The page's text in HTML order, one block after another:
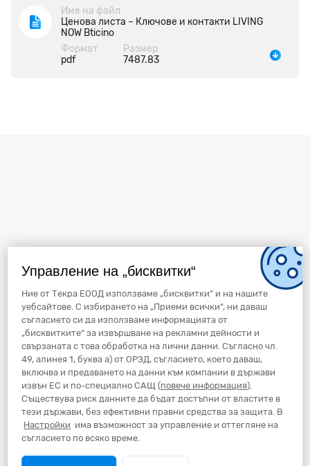
Управление на „бисквитки“
Ние от Текра ЕООД използваме „бисквитки“ и на нашите
уебсайтове. С избирането на „Приеми всички“, ни даваш
съгласието си да използваме информацията от
„бисквитките“ за извършване на рекламни дейности и
свързаната с това обработка на лични данни. Съгласно чл.
49, алинея 1, буква а) от ОРЗД, съгласието, което даваш,
включва и предаването на данни към компании в държави
извън ЕС и по-специално САЩ (повече информация).
Съществува риск данните да бъдат достъпни от властите в
тези държави, без ефективни правни средства за защита. В
Настройки има възможност за управление и оттегляне на
съгласието по всяко време.
Име на файл
Ценова листа – Ключове и контакти LIVING
NOW Bticino
Формат
pdf
Размер
7487.83